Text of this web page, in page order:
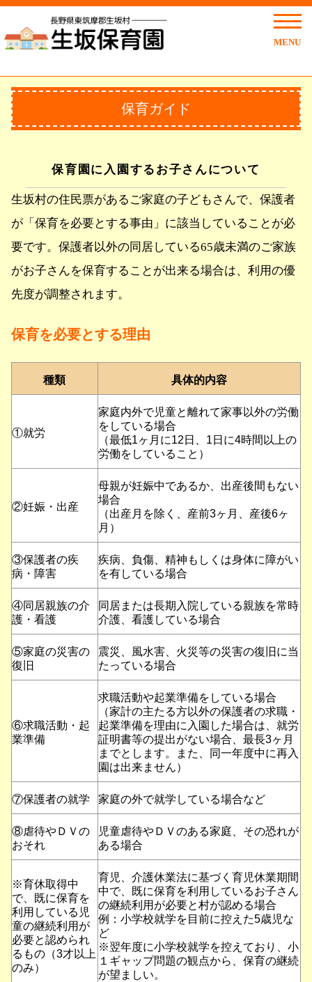
MENU
保育ガイド
保育園に入園するお子さんについて
生坂村の住民票があるご家庭の子どもさんで、保護者
が「保育を必要とする事由」に該当していることが必
要です。保護者以外の同居している65歳未満のご家族
がお子さんを保育することが出来る場合は、利用の優
先度が調整されます。
保育を必要とする理由
種類 具体的内容
①就労
家庭内外で児童と離れて家事以外の労働
をしている場合
（最低1ヶ月に12日、1日に4時間以上の
労働をしていること）
②妊娠・出産
母親が妊娠中であるか、出産後間もない
場合
（出産月を除く、産前3ヶ月、産後6ヶ
月）
③保護者の疾
病・障害
疾病、負傷、精神もしくは身体に障がい
を有している場合
④同居親族の介
護・看護
同居または長期入院している親族を常時
介護、看護している場合
⑤家庭の災害の
復旧
震災、風水害、火災等の災害の復旧に当
たっている場合
⑥求職活動・起
業準備
求職活動や起業準備をしている場合
（家計の主たる方以外の保護者の求職・
起業準備を理由に入園した場合は、就労
証明書等の提出がない場合、最長3ヶ月
までとします。また、同一年度中に再入
園は出来ません）
⑦保護者の就学 家庭の外で就学している場合など
⑧虐待やＤＶの
おそれ
児童虐待やＤＶのある家庭、その恐れが
ある場合
※育休取得中
で、既に保育を
利用している児
童の継続利用が
必要と認められ
るもの（3才以上
のみ）
育児、介護休業法に基づく育児休業期間
中で、既に保育を利用しているお子さん
の継続利用が必要と村が認める場合
例：小学校就学を目前に控えた5歳児な
ど
※翌年度に小学校就学を控えており、小
１ギャップ問題の観点から、保育の継続
が望ましい。